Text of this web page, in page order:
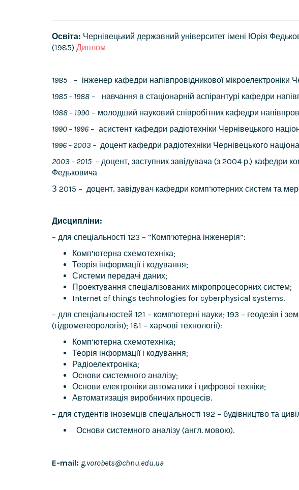
Освіта: Чернівецький державний університет імені Юрія
(1985) Диплом
1985
– інженер кафедри напівпровідникової мікроелектроніки
1985 – 1988 – навчання в стаціонарній аспірантурі кафедри
1988 – 1990 – молодший науковий співробітник кафедри
1990 – 1996 – асистент кафедри радіотехніки Чернівецького
1996 – 2003 – доцент кафедри радіотехніки Чернівецького
2003 – 2015 – доцент, заступник завідувача (з 2004 р.) кафедри
Федьковича
З 2015 – доцент, завідувач кафедри комп’ютерних систем та
Дисципліни:
– для спеціальності 123 – “Комп’ютерна інженерія”:
Комп’ютерна схемотехніка;
Теорія інформації і кодування;
Системи передачі даних;
Проектування спеціалізованих мікропроцесорних систем;
Internet of things technologies for cyberphysical systems.
– для спеціальностей 121 – комп’ютерні науки; 193 – геодезія і
(гідрометеорологія); 181 – харчові технології):
Комп’ютерна схемотехніка;
Теорія інформації і кодування;
Радіоелектроніка;
Основи системного аналізу;
Основи електроніки автоматики і цифрової техніки;
Автоматизація виробничих процесів.
– для студентів іноземців спеціальності 192 – будівництво та
Основи системного аналізу (англ. мовою).
E-mail: g.vorobets@chnu.edu.ua